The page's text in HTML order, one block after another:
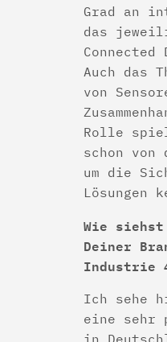
Grad an
das
Auch das
von
Rolle
schon von
um die
Lösungen
Wie
Deiner
Industrie
Ich sehe
eine sehr
in